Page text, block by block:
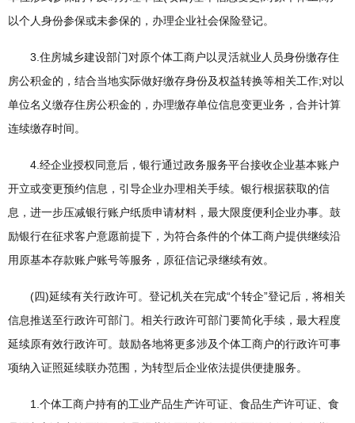
以个人身份参保或未参保的，办理企业社会保险登记。
3.住房城乡建设部门对原个体工商户以灵活就业人员身份缴存住
房公积金的，结合当地实际做好缴存身份及权益转换等相关工作;对以
单位名义缴存住房公积金的，办理缴存单位信息变更业务，合并计算
连续缴存时间。
4.经企业授权同意后，银行通过政务服务平台接收企业基本账户
开立或变更预约信息，引导企业办理相关手续。银行根据获取的信
息，进一步压减银行账户纸质申请材料，最大限度便利企业办事。鼓
励银行在征求客户意愿前提下，为符合条件的个体工商户提供继续沿
用原基本存款账户账号等服务，原征信记录继续有效。
(四)延续有关行政许可。登记机关在完成“个转企”登记后，将相关
信息推送至行政许可部门。相关行政许可部门要简化手续，最大程度
延续原有效行政许可。鼓励各地将更多涉及个体工商户的行政许可事
项纳入证照延续联办范围，为转型后企业依法提供便捷服务。
1.个体工商户持有的工业产品生产许可证、食品生产许可证、食